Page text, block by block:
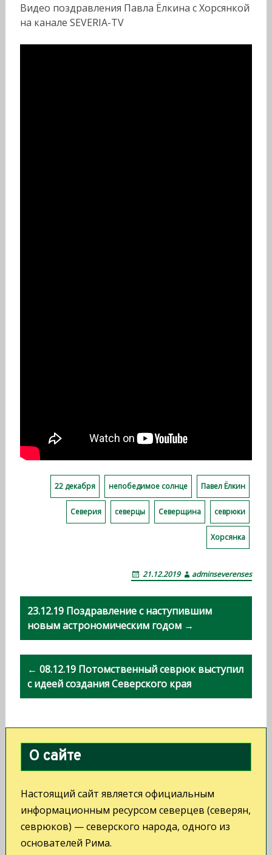
Видео поздравления Павла Ёлкина с Хорсянкой
на канале SEVERIA-TV
22 декабря непобедимое солнце Павел Ёлкин
Северия северцы Северщина севрюки
Хорсянка
21.12.2019 adminseverenses
Н
а
в
и
ц
и
я
п
о
з
23.12.19 Поздравление с наступившим
новым астрономическим годом →
← 08.12.19 Потомственный севрюк выступил
с идеей создания Северского края
О сайте
Настоящий сайт является официальным
информационным ресурсом северцев (северян,
севрюков) — северского народа, одного из
основателей Рима.